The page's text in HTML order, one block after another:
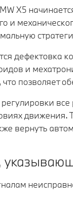
X5
и
дефектовка
и
позволяет
движения.
вернуть